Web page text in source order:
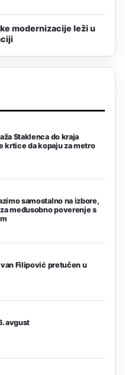
modernizacije leži u
Staklenca do kraja
krtice da kopaju za metro
samostalno na izbore,
međusobno poverenje s
Filipović pretučen u
avgust